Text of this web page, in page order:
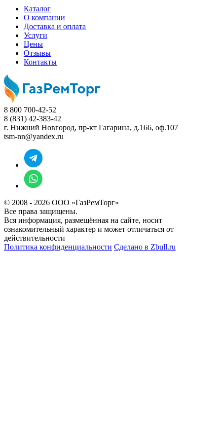
Каталог
О компании
Доставка и оплата
Услуги
Цены
Отзывы
Контакты
8 800 700-42-52
8 (831) 42-383-42
г. Нижний Новгород, пр-кт Гагарина, д.166, оф.107
tsm-nn@yandex.ru
© 2008 - 2026 ООО «ГазРемТорг»
Все права защищены.
Вся информация, размещённая на сайте, носит
ознакомительный характер и может отличаться от
действительности
Политика конфиденциальности Сделано в Zbull.ru